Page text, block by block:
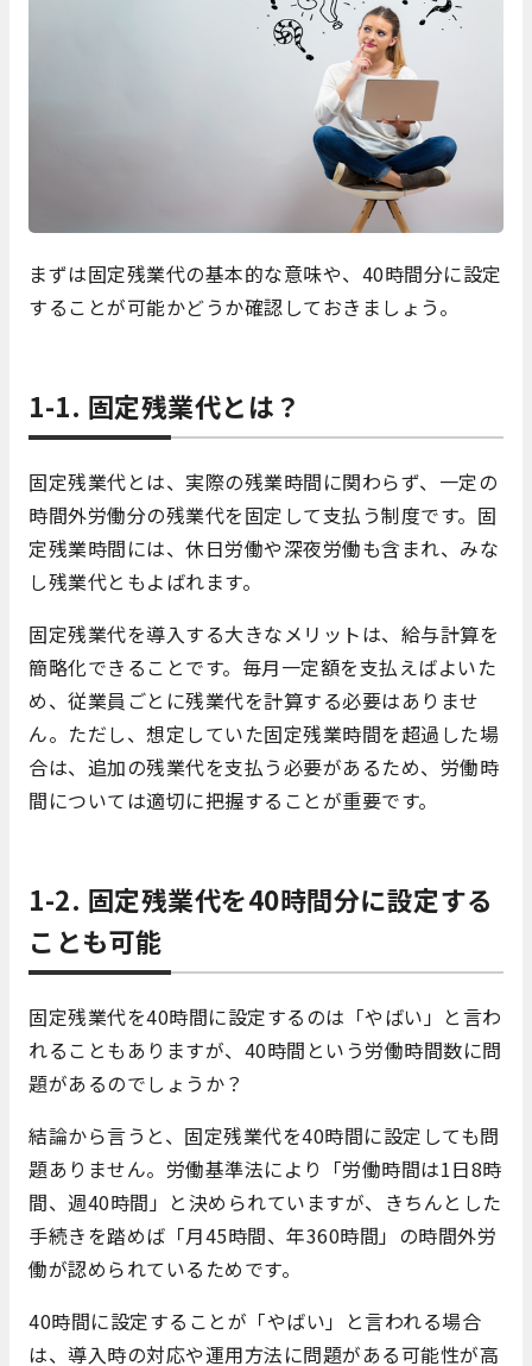
まずは固定残業代の基本的な意味や、40時間分に設定
することが可能かどうか確認しておきましょう。
1-1. 固定残業代とは？
固定残業代とは、実際の残業時間に関わらず、一定の
時間外労働分の残業代を固定して支払う制度です。固
定残業時間には、休日労働や深夜労働も含まれ、みな
し残業代ともよばれます。
固定残業代を導入する大きなメリットは、給与計算を
簡略化できることです。毎月一定額を支払えばよいた
め、従業員ごとに残業代を計算する必要はありませ
ん。ただし、想定していた固定残業時間を超過した場
合は、追加の残業代を支払う必要があるため、労働時
間については適切に把握することが重要です。
1-2. 固定残業代を40時間分に設定する
ことも可能
固定残業代を40時間に設定するのは「やばい」と言わ
れることもありますが、40時間という労働時間数に問
題があるのでしょうか？
結論から言うと、固定残業代を40時間に設定しても問
題ありません。労働基準法により「労働時間は1日8時
間、週40時間」と決められていますが、きちんとした
手続きを踏めば「月45時間、年360時間」の時間外労
働が認められているためです。
40時間に設定することが「やばい」と言われる場合
は、導入時の対応や運用方法に問題がある可能性が高